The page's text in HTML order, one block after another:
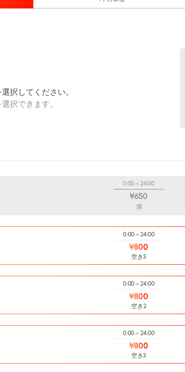
択してください。
択できます。
0:00～24:00
¥650
満
0:00～24:00
¥800
空き3
0:00～24:00
¥800
空き2
0:00～24:00
¥800
空き3